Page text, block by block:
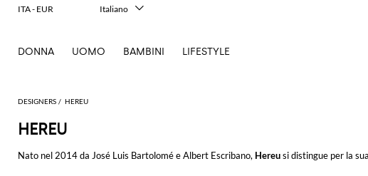
DESIGNERS HEREU
HEREU
Nato nel 2014 da José Luis Bartolomé e Albert Escribano, Hereusi distingue per la
DONNA UOMO BAMBINI LIFESTYLE
ITA - EUR
Italiano
Deutsch